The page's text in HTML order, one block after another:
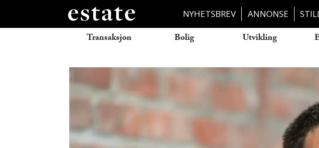
NYHETSBREV ANNONSE
Transaksjon Bolig Utvikling